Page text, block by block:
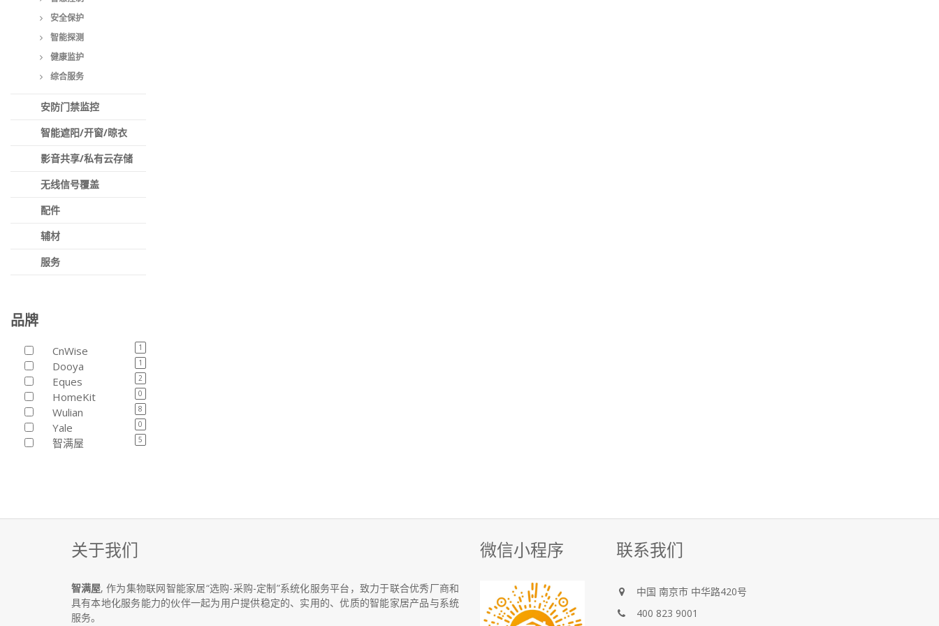
安全保护
智能探测
健康监护
综合服务
安防门禁监控
智能遮阳/开窗/晾衣
影音共享/私有云存储
无线信号覆盖
配件
辅材
服务
品牌
CnWise 1
Dooya 1
Eques 2
HomeKit 0
Wulian 8
Yale 0
智满屋 5
关于我们
智满屋, 作为集物联网智能家居“选购-采购-定制”系统化服务平台，致力于联合优秀厂商和
具有本地化服务能力的伙伴一起为用户提供稳定的、实用的、优质的智能家居产品与系统
服务。
微信小程序 联系我们
中国 南京市 中华路420号
400 823 9001